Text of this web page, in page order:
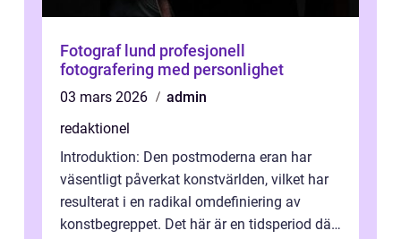
Fotograf lund profesjonell
fotografering med personlighet
03 mars 2026
admin
redaktionel
Introduktion: Den postmoderna eran har
väsentligt påverkat konstvärlden, vilket har
resulterat i en radikal omdefiniering av
konstbegreppet. Det här är en tidsperiod där